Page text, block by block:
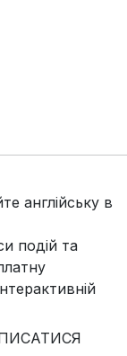
англійську в
подій та